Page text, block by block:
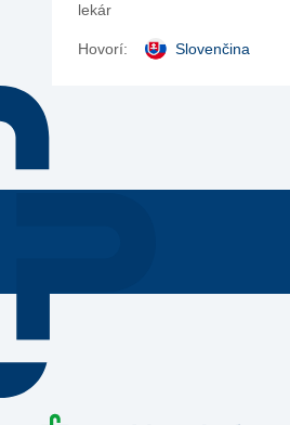
lekár
Hovorí: Slovenčina